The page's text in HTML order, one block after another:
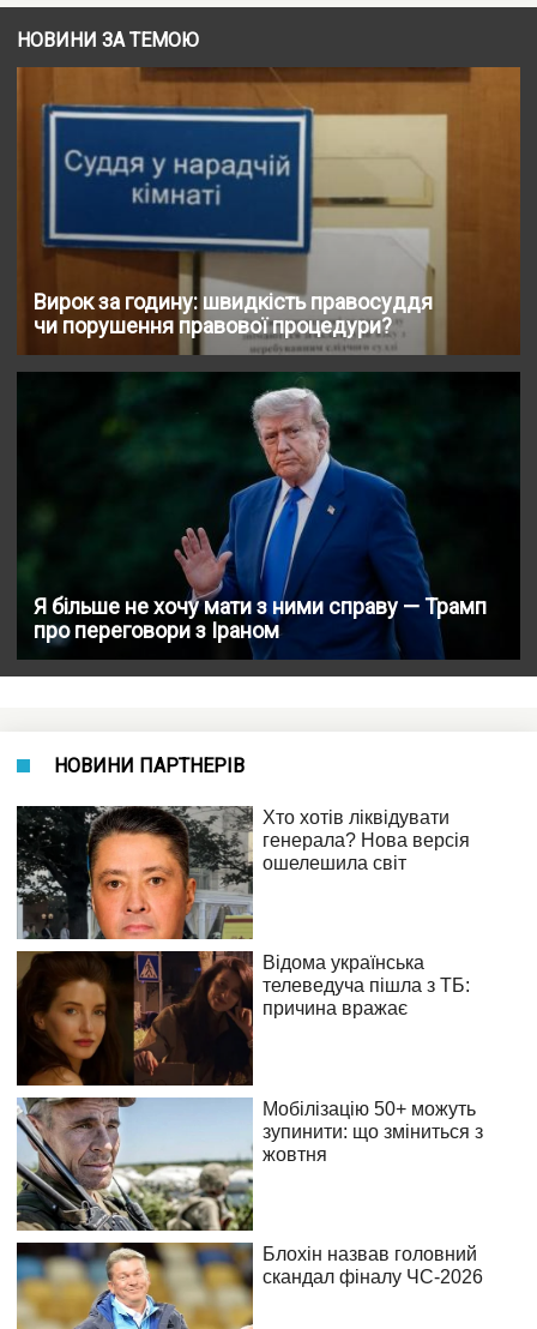
НОВИНИ ЗА ТЕМОЮ
Вирок за годину: швидкість правосуддя
чи порушення правової процедури?
Я більше не хочу мати з ними справу — Трамп
про переговори з Іраном
НОВИНИ ПАРТНЕРІВ